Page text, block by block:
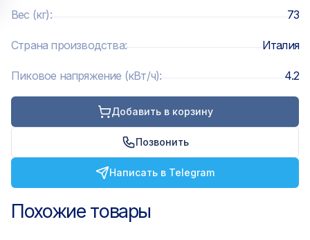
Вес (кг): 73
Страна производства: Италия
Пиковое напряжение (кВт/ч): 4.2
Добавить в корзину
Позвонить
Написать в Telegram
Похожие товары